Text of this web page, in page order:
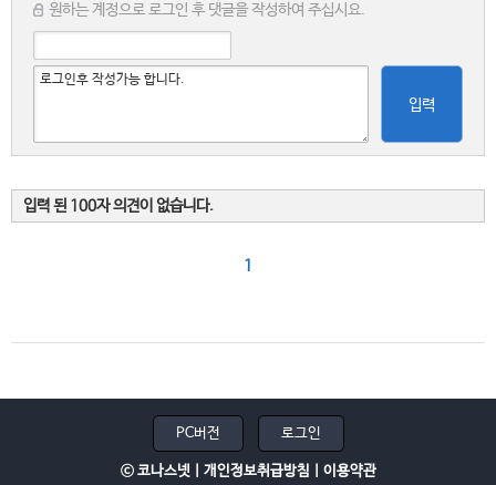
원하는 계정으로 로그인 후 댓글을 작성하여 주십시요.
입력
입력 된 100자 의견이 없습니다.
1
PC버전 로그인
ⓒ 코나스넷 | 개인정보취급방침 이용약관